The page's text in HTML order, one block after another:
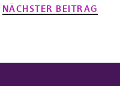
NÄCHSTER BEITRAG